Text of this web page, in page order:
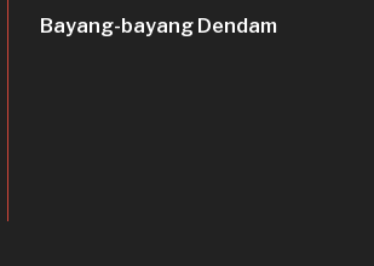
Bayang-bayang Dendam